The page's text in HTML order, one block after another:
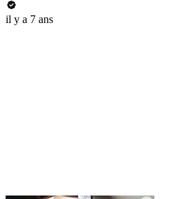
il y a 7 ans